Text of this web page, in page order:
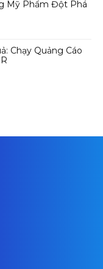
Mỹ Phẩm Đột Phá
Chạy Quảng Cáo